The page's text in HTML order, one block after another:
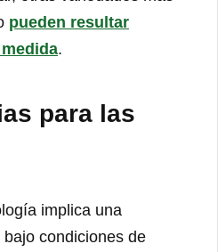
pueden resultar
.
para las
implica una
condiciones de